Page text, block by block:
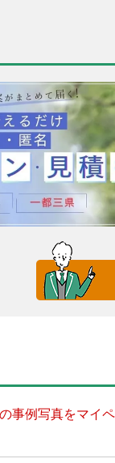
事例写真をマイ